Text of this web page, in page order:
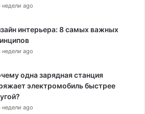
недели ago
интерьера: 8 самых важных
недели ago
одна зарядная станция
электромобиль быстрее
недели ago